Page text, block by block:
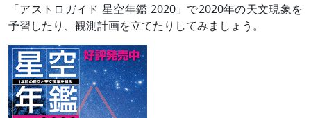
「アストロガイド 星空年鑑 2020」で2020年の天文現象を
予習したり、観測計画を立てたりしてみましょう。